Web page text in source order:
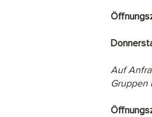
Auf
Gruppen